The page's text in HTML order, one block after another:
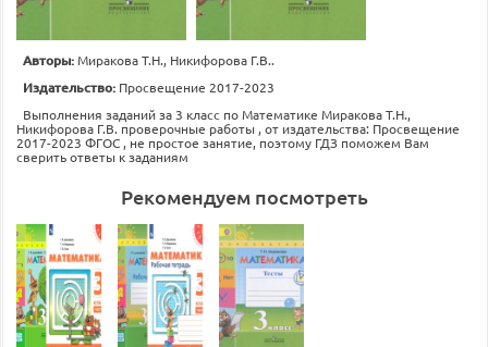
Авторы:Миракова Т.Н., Никифорова Г.В..
Издательство: Просвещение 2017-2023
Выполнения заданий за 3 класс по Математике Миракова Т.Н.,
Никифорова Г.В. проверочные работы , от издательства: Просвещение
2017-2023 ФГОС , не простое занятие, поэтому ГДЗ поможем Вам
сверить ответы к заданиям
Рекомендуем посмотреть